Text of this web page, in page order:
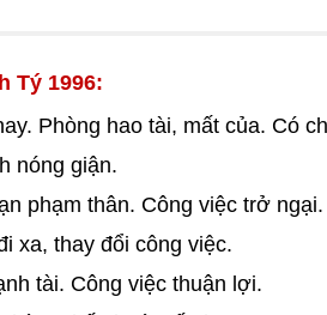
Tý 1996:
Phòng hao tài, mất của. Có
nóng giận.
phạm thân. Công việc trở
xa, thay đổi công việc.
tài. Công việc thuận lợi.